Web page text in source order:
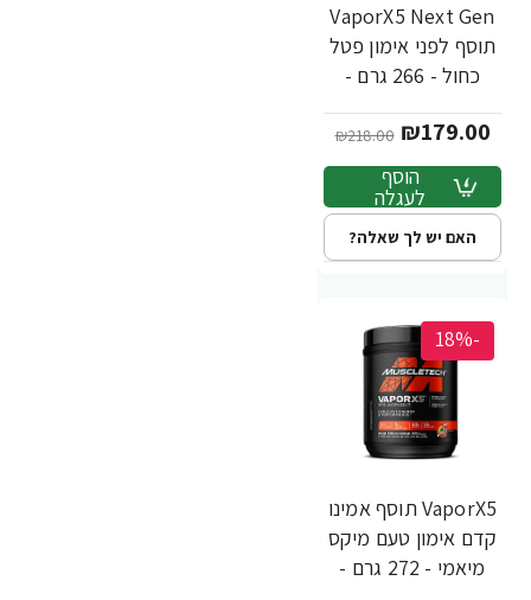
VaporX5 Next Gen
תוסף לפני אימון פטל
כחול - 266 גרם -
₪179.00
₪218.00
הוסף
לעגלה
האם יש לך שאלה?
-18%
VaporX5 תוסף אמינו
קדם אימון טעם מיקס
מיאמי - 272 גרם -